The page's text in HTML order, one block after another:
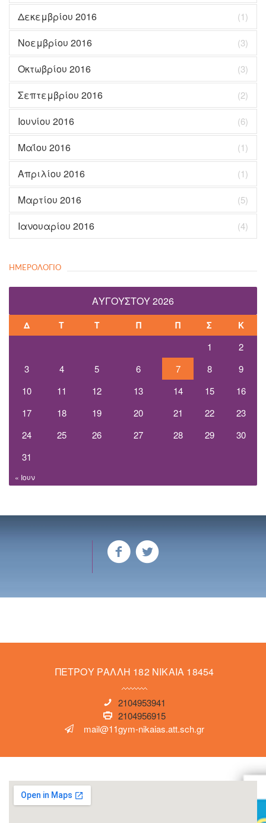
Δεκεμβρίου 2016 (1)
Νοεμβρίου 2016 (3)
Οκτωβρίου 2016 (3)
Σεπτεμβρίου 2016 (2)
Ιουνίου 2016 (6)
Μαΐου 2016 (1)
Απριλίου 2016 (1)
Μαρτίου 2016 (5)
Ιανουαρίου 2016 (4)
ΗΜΕΡΟΛΌΓΙΟ
ΑΥΓΟΎΣΤΟΥ 2026
Δ Τ Τ Π Π Σ Κ
« Ιουν
1
2
3
4 5 6 7 8
9
10
11 12 13 14 15
16
17
18 19 20 21 22
23
24
25 26 27 28 29
30
31
ΠΕΤΡΟΥ ΡΑΛΛΗ 182 ΝΙΚΑΙΑ 18454
2104953941
2104956915
mail@11gym-nikaias.att.sch.gr